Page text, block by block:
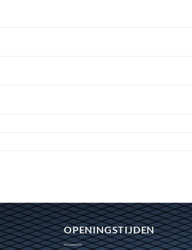
OPENINGSTIJDEN